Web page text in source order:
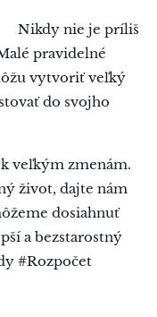
Nikdy nie je príliš
pravidelné
vytvoriť veľký
do svojho
veľkým zmenám.
život, dajte nám
dosiahnuť
a bezstarostný
#Rozpočet